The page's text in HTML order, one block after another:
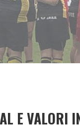
E VALORI